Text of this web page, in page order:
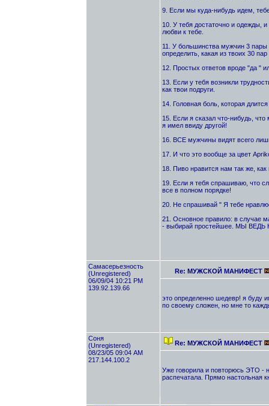
9. Если мы куда-нибудь идем,
10. У тебя достаточно и одежды,
любви к тебе.
11. У большинства мужчин 3
определить, какая из твоих 30
12. Простых ответов вроде "да "
13. Если у тебя возникли
как твои подруги.
14. Головная боль, которая
15. Если я сказал что-нибудь,
я имел ввиду другой!
16. ВСЕ мужчины видят всего
17. И что это вообще за цвет
18. Пиво нравится нам так же,
19. Если я тебя спрашиваю, что
все в полном порядке!
20. Не спрашивай " Я тебе
21. Основное правило: в случае
- выбирай простейшее. МЫ
Самасерьезность
(Unregistered)
06/09/04 10:21 PM
139.92.139.66
Re: МУЖСКОЙ МАНИФЕСТ
это определенно шедевр! я буду
по своему сложен, но мне то
Соня
(Unregistered)
08/23/05 09:04 AM
217.144.100.2
Re: МУЖСКОЙ МАНИФЕСТ
Уже говорила и повторюсь ЭТО -
распечатала. Прямо настольная